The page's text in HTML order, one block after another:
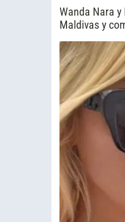
Wanda Nara
Maldivas y